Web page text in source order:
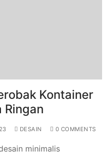
Kontainer
Ringan
DESAIN 0 COMMENTS
minimalis